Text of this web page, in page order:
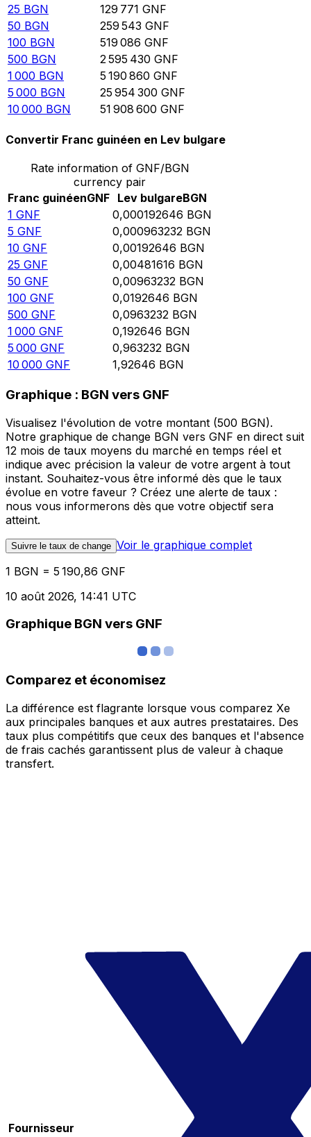
25 BGN 129 771 GNF
50 BGN 259 543 GNF
100 BGN 519 086 GNF
500 BGN 2 595 430 GNF
1 000 BGN 5 190 860 GNF
5 000 BGN 25 954 300 GNF
10 000 BGN 51 908 600 GNF
Convertir Franc guinéen en Lev bulgare
Rate information of GNF/BGN
currency pair
Franc guinéenGNF Lev bulgareBGN
1 GNF 0,000192646 BGN
5 GNF 0,000963232 BGN
10 GNF 0,00192646 BGN
25 GNF 0,00481616 BGN
50 GNF 0,00963232 BGN
100 GNF 0,0192646 BGN
500 GNF 0,0963232 BGN
1 000 GNF 0,192646 BGN
5 000 GNF 0,963232 BGN
10 000 GNF 1,92646 BGN
Graphique : BGN vers GNF
Visualisez l'évolution de votre montant (500 BGN).
Notre graphique de change BGN vers GNF en direct suit
12 mois de taux moyens du marché en temps réel et
indique avec précision la valeur de votre argent à tout
instant. Souhaitez-vous être informé dès que le taux
évolue en votre faveur ? Créez une alerte de taux :
nous vous informerons dès que votre objectif sera
atteint.
Suivre le taux de change Voir le graphique complet
1 BGN = 5 190,86 GNF
10 août 2026, 14:41 UTC
Graphique BGN vers GNF
Comparez et économisez
La différence est flagrante lorsque vous comparez Xe
aux principales banques et aux autres prestataires. Des
taux plus compétitifs que ceux des banques et l'absence
de frais cachés garantissent plus de valeur à chaque
transfert.
Fournisseur